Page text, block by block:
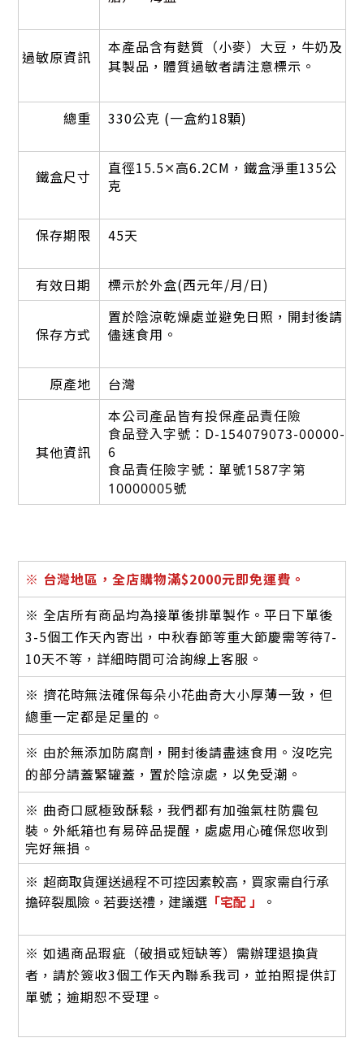
過敏原資訊
本產品含有麩質（小麥）大豆，牛奶及
其製品，體質過敏者請注意標示。
總重 330公克 (一盒約18顆)
鐵盒尺寸 直徑15.5✕高6.2CM，鐵盒淨重135公
克
保存期限 45天
有效日期 標示於外盒(西元年/月/日)
保存方式
置於陰涼乾燥處並避免日照，開封後請
儘速食用。
原產地 台灣
其他資訊
本公司產品皆有投保產品責任險
食品登入字號：D-154079073-00000-
6
食品責任險字號： 單號1587字第
10000005號
※ 台灣地區，全店購物滿$2000元即免運費。
※ 全店所有商品均為接單後排單製作。平日下單後
3-5個工作天內寄出，中秋春節等重大節慶需等待7-
10天不等，詳細時間可洽詢線上客服。
※ 擠花時無法確保每朵小花曲奇大小厚薄一致，但
總重一定都是足量的。
※ 由於無添加防腐劑，開封後請盡速食用。沒吃完
的部分請蓋緊罐蓋，置於陰涼處，以免受潮。
※ 曲奇口感極致酥鬆， 我們都有加強氣柱防震包
裝。外紙箱也有易碎品提醒，處處用心確保您收到
完好無損。
※ 超商取貨運送過程不可控因素較高，買家需自行承
擔碎裂風險。若要送禮，建議選 「宅配 」 。
※ 如遇商品瑕疵（破損或短缺等）需辦理退換貨
者，請於簽收3個工作天內聯系我司，並拍照提供訂
單號；逾期恕不受理。